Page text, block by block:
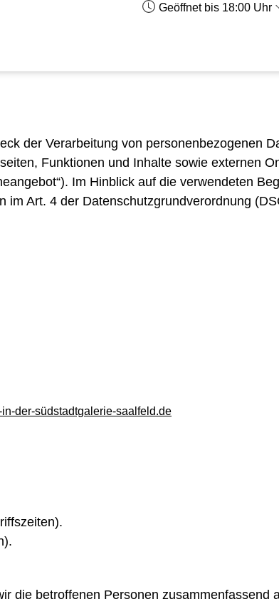
Geöffnet bis 18:00 Uhr
der Verarbeitung von personenbezogenen
Funktionen und Inhalte sowie externen
Im Hinblick auf die verwendeten
im Art. 4 der Datenschutzgrundverordnung
der-südstadtgalerie-saalfeld.de
die betroffenen Personen zusammenfassend